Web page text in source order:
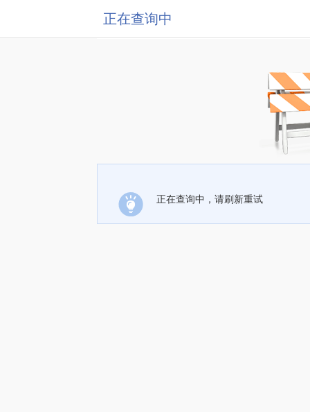
正在查询中
正在查询中，请刷新重试